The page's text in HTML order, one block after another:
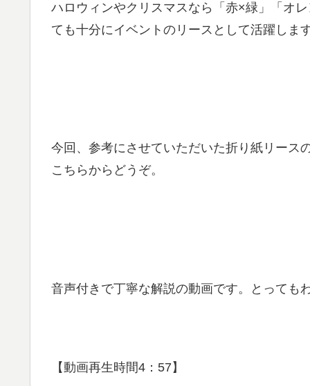
ハロウィンやクリスマスなら「赤×緑」「オ
ても十分にイベントのリースとして活躍しま
今回、参考にさせていただいた折り紙リース
こちらからどうぞ。
音声付きで丁寧な解説の動画です。とっても
【動画再生時間4：57】